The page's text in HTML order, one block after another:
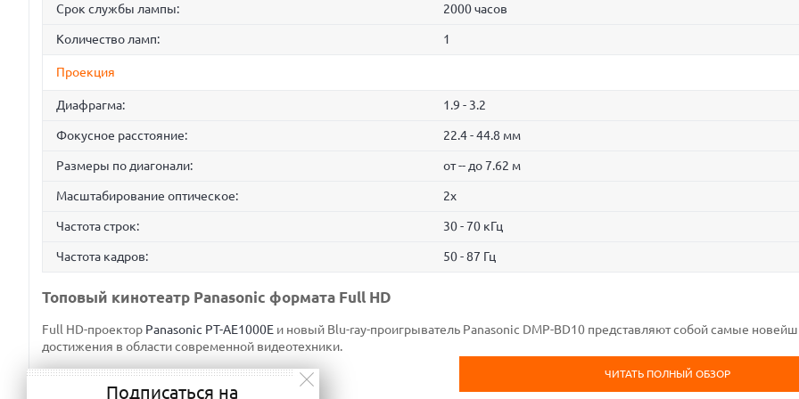
Срок службы лампы: 2000 часов
Количество ламп: 1
Проекция
Диафрагма: 1.9 - 3.2
Фокусное расстояние: 22.4 - 44.8 мм
Размеры по диагонали: от -- до 7.62 м
Масштабирование оптическое: 2x
Частота строк: 30 - 70 кГц
Частота кадров: 50 - 87 Гц
Топовый кинотеатр Panasonic формата Full HD
Full HD-проектор Panasonic PT-AE1000E и новый Blu-ray-проигрыватель Panasonic DMP-BD10 представляют собой самые
достижения в области современной видеотехники.
ЧИТАТЬ ПОЛНЫЙ ОБЗОР
Подписаться на